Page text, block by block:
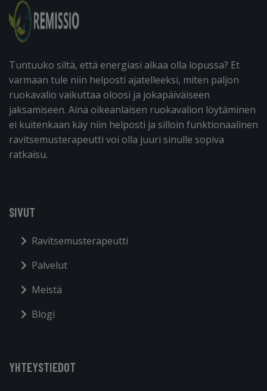
Tuntuuko siltä, että energiasi alkaa olla lopussa? Et
varmaan tule niin helposti ajatelleeksi, miten paljon
ruokavalio vaikuttaa oloosi ja jokapäiväiseen
jaksamiseen. Aina oikeanlaisen ruokavalion löytäminen
ei kuitenkaan käy niin helposti ja silloin funktionaalinen
ravitsemusterapeutti voi olla juuri sinulle sopiva
ratkaisu.
SIVUT
Ravitsemusterapeutti
Palvelut
Meistä
Blogi
YHTEYSTIEDOT